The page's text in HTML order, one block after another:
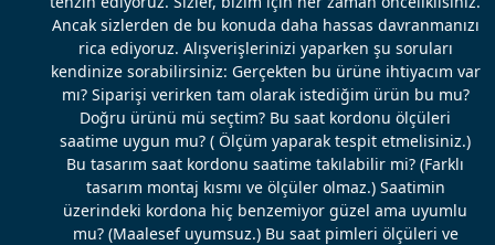
Ancak sizlerden de bu konuda daha hassas davranmanızı
rica ediyoruz. Alışverişlerinizi yaparken şu soruları
kendinize sorabilirsiniz: Gerçekten bu ürüne ihtiyacım var
mı? Siparişi verirken tam olarak istediğim ürün bu mu?
Doğru ürünü mü seçtim? Bu saat kordonu ölçüleri
saatime uygun mu? ( Ölçüm yaparak tespit etmelisiniz.)
Bu tasarım saat kordonu saatime takılabilir mi? (Farklı
tasarım montaj kısmı ve ölçüler olmaz.) Saatimin
üzerindeki kordona hiç benzemiyor güzel ama uyumlu
mu? (Maalesef uyumsuz.) Bu saat pimleri ölçüleri ve